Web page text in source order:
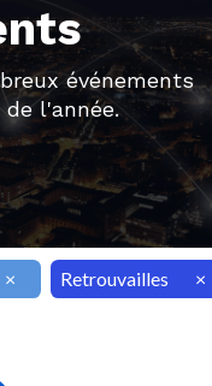
événements
l'année.
× Retrouvailles ×